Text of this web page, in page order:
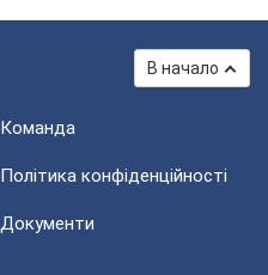
В начало
Команда
Політика конфіденційності
Документи